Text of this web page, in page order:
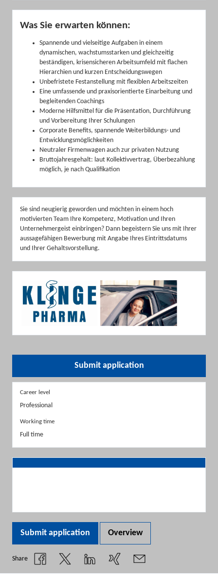
Was Sie erwarten können:
Spannende und vielseitige Aufgaben in einem
dynamischen, wachstumsstarken und gleichzeitig
beständigen, krisensicheren Arbeitsumfeld mit flachen
Hierarchien und kurzen Entscheidungswegen
Unbefristete Festanstellung mit flexiblen Arbeitszeiten
Eine umfassende und praxisorientierte Einarbeitung und
begleitenden Coachings
Moderne Hilfsmittel für die Präsentation, Durchführung
und Vorbereitung Ihrer Schulungen
Corporate Benefits, spannende Weiterbildungs- und
Entwicklungsmöglichkeiten
Neutraler Firmenwagen auch zur privaten Nutzung
Bruttojahresgehalt: laut Kollektivvertrag, Überbezahlung
möglich, je nach Qualifikation
Sie sind neugierig geworden und möchten in einem hoch
motivierten Team Ihre Kompetenz, Motivation und Ihren
Unternehmergeist einbringen? Dann begeistern Sie uns mit Ihrer
aussagefähigen Bewerbung mit Angabe Ihres Eintrittsdatums
und Ihrer Gehaltsvorstellung.
Submit application
Career level
Professional
Working time
Full time
Submit application Overview
Share